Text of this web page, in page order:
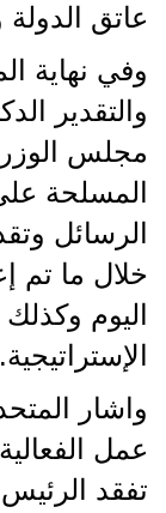
عاتق الدولة
وفي نهاية
والتقدير
مجلس
المسلحة
الرسائل
خلال ما تم
اليوم وكذلك
الإستراتيجية.
واشار
عمل
تفقد